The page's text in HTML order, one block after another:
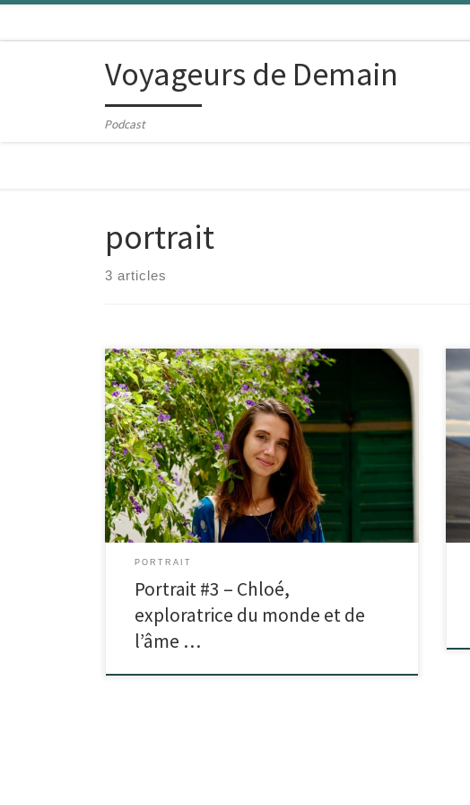
Voyageurs de Demain
Podcast
portrait
3 articles
Je m’appelle Chloé, j’ai 23 ans et je suis originaire de
région parisienne. J’aime à me définir comme une
exploratrice […]
PORTRAIT
Portrait #3 – Chloé,
exploratrice du monde et de
l’âme …